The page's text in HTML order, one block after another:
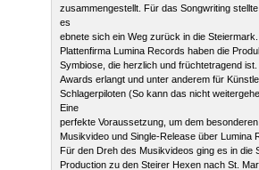
zusammengestellt. Für das Songwriting
es
ebnete sich ein Weg zurück in die
Plattenfirma Lumina Records haben die
Symbiose, die herzlich und früchtetragend
Awards erlangt und unter anderem für
Schlagerpiloten (So kann das nicht
Eine
perfekte Voraussetzung, um dem
Musikvideo und Single-Release über Lumina
Für den Dreh des Musikvideos ging es in die
Production zu den Steirer Hexen nach St.